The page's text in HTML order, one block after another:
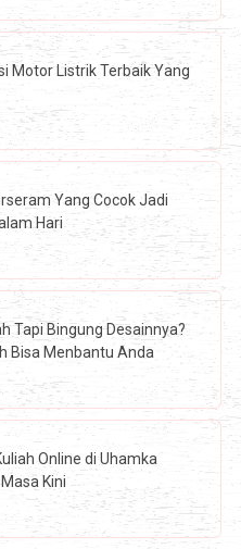
Motor Listrik Terbaik Yang
Yang Cocok Jadi
Hari
Tapi Bingung Desainnya?
Bisa Menbantu Anda
Online di Uhamka
Kini